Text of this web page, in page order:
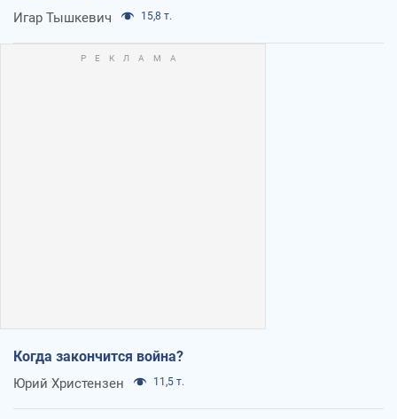
Игар Тышкевич 15,8 т.
Когда закончится война?
Юрий Христензен 11,5 т.